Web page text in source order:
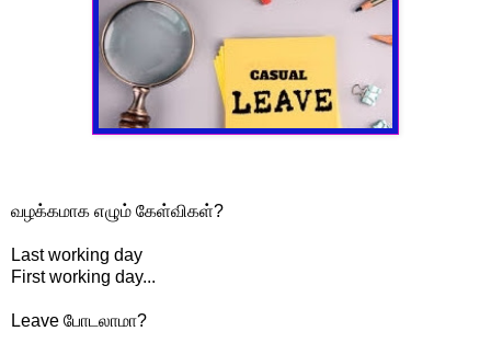
வழக்கமாக எழும் கேள்விகள்?
Last working day
First working day...
Leave போடலாமா?